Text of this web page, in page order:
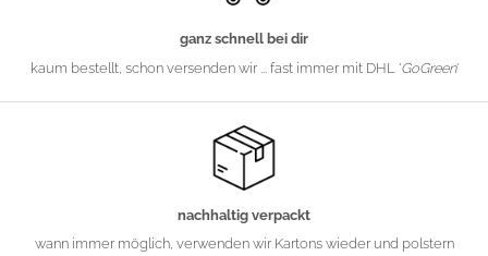
ganz schnell bei dir
kaum bestellt, schon versenden wir ... fast immer mit DHL 'GoGreen'
nachhaltig verpackt
wann immer möglich, verwenden wir Kartons wieder und polstern